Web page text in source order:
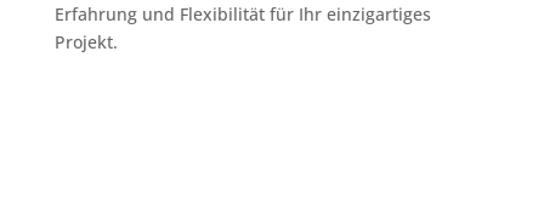
Erfahrung und Flexibilität für Ihr einzigartiges
Projekt.